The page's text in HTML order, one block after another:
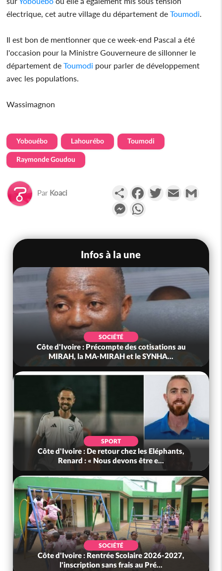
électrique, cet autre vilIage du département de Toumodi
Il est bon de mentionner que ce week-end Pascal a été
l'occasion pour la Ministre Gouverneure de sillonner le
département de Toumodi pour parler de développement
avec les populations.
Wassimagnon
Yobouébo Lahourébo Toumodi
Raymonde Goudou
Par Koaci PartagerFacebookTwitterEmail
Messenger
Infos à la une
SOCIÉTÉ
Côte d'Ivoire : Indépendance à Grand-Béréby,
le Sous-Préfet exhorte les pop...
POLITIQUE
Bénin : L'ancien président Patrice Talon élu à la
tête du Sénat
POLITIQUE
Ghana : Kenneth Adjei nommé ministre de la
Défense, Zanetor A-Rawlings à l...